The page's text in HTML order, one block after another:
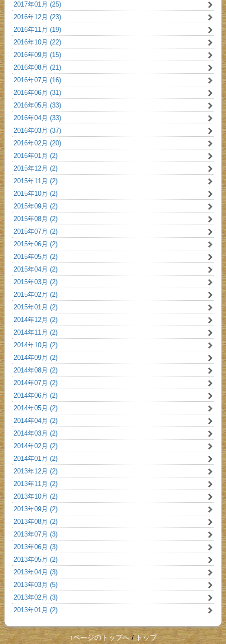
2017年01月 (25)
2016年12月 (23)
2016年11月 (19)
2016年10月 (22)
2016年09月 (15)
2016年08月 (21)
2016年07月 (16)
2016年06月 (31)
2016年05月 (33)
2016年04月 (33)
2016年03月 (37)
2016年02月 (20)
2016年01月 (2)
2015年12月 (2)
2015年11月 (2)
2015年10月 (2)
2015年09月 (2)
2015年08月 (2)
2015年07月 (2)
2015年06月 (2)
2015年05月 (2)
2015年04月 (2)
2015年03月 (2)
2015年02月 (2)
2015年01月 (2)
2014年12月 (2)
2014年11月 (2)
2014年10月 (2)
2014年09月 (2)
2014年08月 (2)
2014年07月 (2)
2014年06月 (2)
2014年05月 (2)
2014年04月 (2)
2014年03月 (2)
2014年02月 (2)
2014年01月 (2)
2013年12月 (2)
2013年11月 (2)
2013年10月 (2)
2013年09月 (2)
2013年08月 (2)
2013年07月 (3)
2013年06月 (3)
2013年05月 (2)
2013年04月 (3)
2013年03月 (5)
2013年02月 (3)
2013年01月 (2)
↑ページのトップへ/トップ